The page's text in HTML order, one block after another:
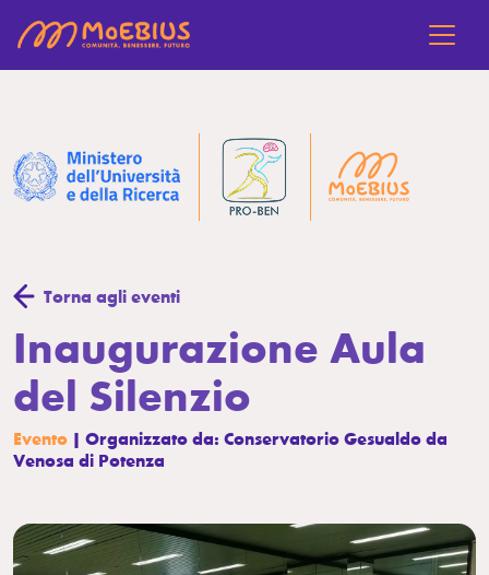
Torna agli eventi
Inaugurazione Aula
del Silenzio
Evento | Organizzato da: Conservatorio Gesualdo da
Venosa di Potenza